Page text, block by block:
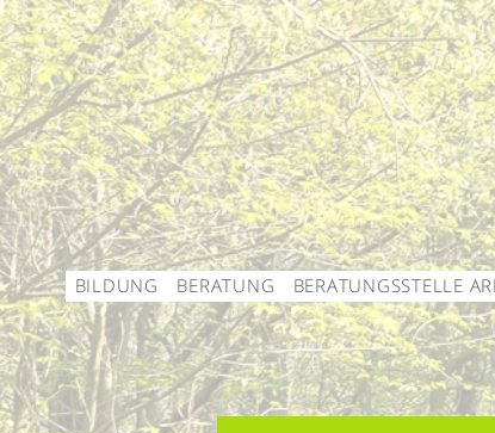
BILDUNG BERATUNG BERATUNGSSTELLE